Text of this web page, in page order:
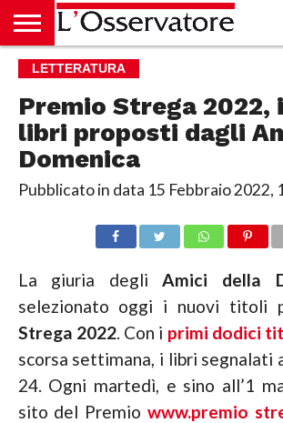
HOME
CULTURA
ECONOMIA
RUBRICHE
ARCHIVIO
PODCAST
ABBONAMENTO
CHI
ACCEDI
LETTERATURA
Premio Strega 2022,
libri proposti dagli
Domenica
Pubblicato in data 15 Febbraio 2022,
La giuria degliAmici della
selezionato oggi i nuovi titoli
Strega 2022. Con i primi dodici
scorsa settimana, i libri segnalati
24. Ogni martedì, e sino all’1
sito del Premio www.premio